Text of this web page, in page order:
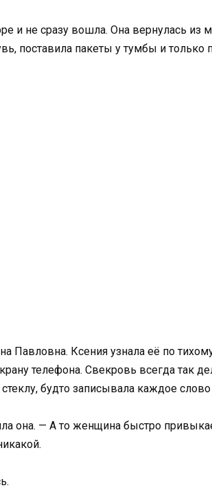
и не сразу вошла. Она вернулась из
поставила пакеты у тумбы и только
Павловна. Ксения узнала её по
телефона. Свекровь всегда так
будто записывала каждое
она. — А то женщина быстро